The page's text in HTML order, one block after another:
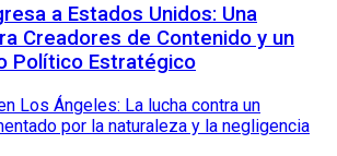
a Estados Unidos: Una
Creadores de Contenido y un
Político Estratégico